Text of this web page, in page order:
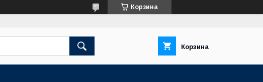
Корзина
Корзина